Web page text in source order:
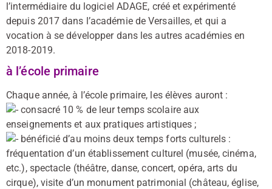
l’intermédiaire du logiciel ADAGE, créé et expérimenté
depuis 2017 dans l’académie de Versailles, et qui a
vocation à se développer dans les autres académies en
2018-2019.
à l’école primaire
Chaque année, à l’école primaire, les élèves auront :
consacré 10 % de leur temps scolaire aux
enseignements et aux pratiques artistiques ;
bénéficié d’au moins deux temps forts culturels :
fréquentation d’un établissement culturel (musée, cinéma,
etc.), spectacle (théâtre, danse, concert, opéra, arts du
cirque), visite d’un monument patrimonial (château, église,